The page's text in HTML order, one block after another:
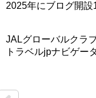
2025年にブログ開設
JALグローバルクラ
トラベルjpナビゲー